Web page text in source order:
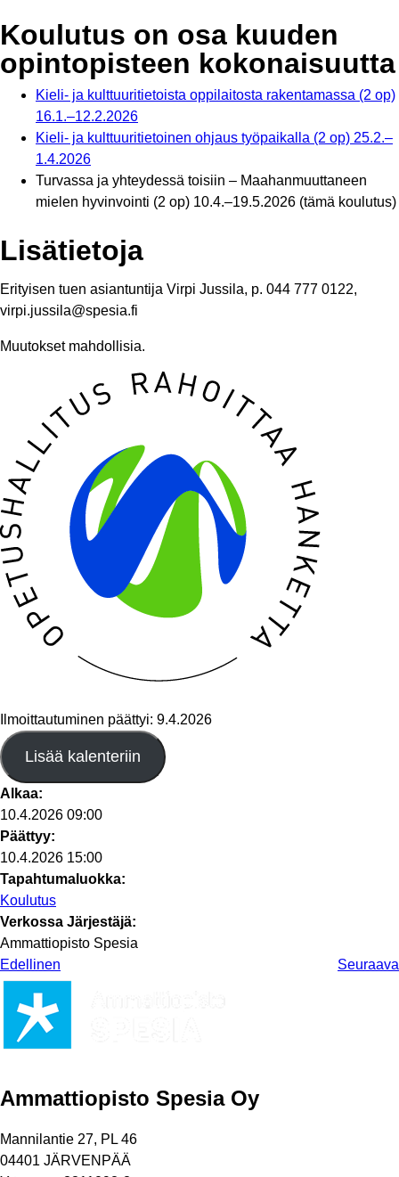
Koulutus on osa kuuden
opintopisteen kokonaisuutta
Kieli- ja kulttuuritietoista oppilaitosta rakentamassa (2 op)
16.1.–12.2.2026
Kieli- ja kulttuuritietoinen ohjaus työpaikalla (2 op) 25.2.–
1.4.2026
Turvassa ja yhteydessä toisiin – Maahanmuuttaneen
mielen hyvinvointi (2 op) 10.4.–19.5.2026 (tämä koulutus)
Lisätietoja
Erityisen tuen asiantuntija Virpi Jussila, p. 044 777 0122,
virpi.jussila@spesia.fi
Muutokset mahdollisia.
Ilmoittautuminen päättyi: 9.4.2026
Lisää kalenteriin
Alkaa:
10.4.2026 09:00
Päättyy:
10.4.2026 15:00
Tapahtumaluokka:
Koulutus
Verkossa Järjestäjä:
Ammattiopisto Spesia
Edellinen
Seuraava
Ammattiopisto Spesia Oy
Mannilantie 27, PL 46
04401 JÄRVENPÄÄ